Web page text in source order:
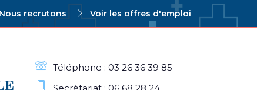
Nous recrutons Voir les offres d'emploi
Téléphone : 03 26 36 39 85
Secrétariat : 06 68 28 24